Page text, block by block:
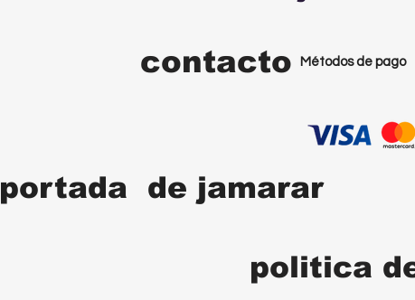
contacto Métodos de pago
portada de jamarar
politica